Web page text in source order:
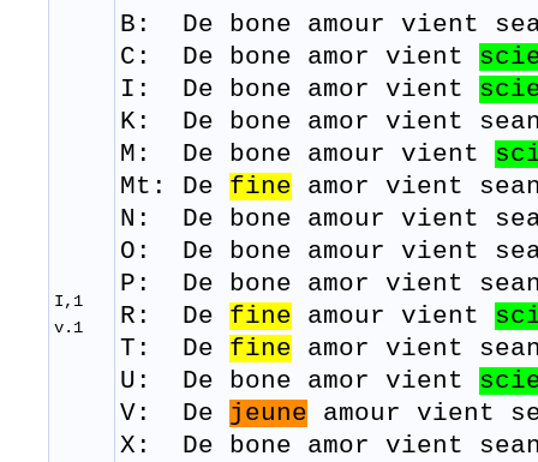
I,1
v.1
B: De bone amour vient
C: De bone amor vient
I: De bone amor vient
K: De bone amor vient
M: De bone amour vient
Mt: De fine amor vient
N: De bone amour vient
O: De bone amour vient
P: De bone amor vient
R: De fine amour vient
​T: De fine amor vient
U: De bone amor vient
​V: De jeune amour vient
X: De bone amor vient